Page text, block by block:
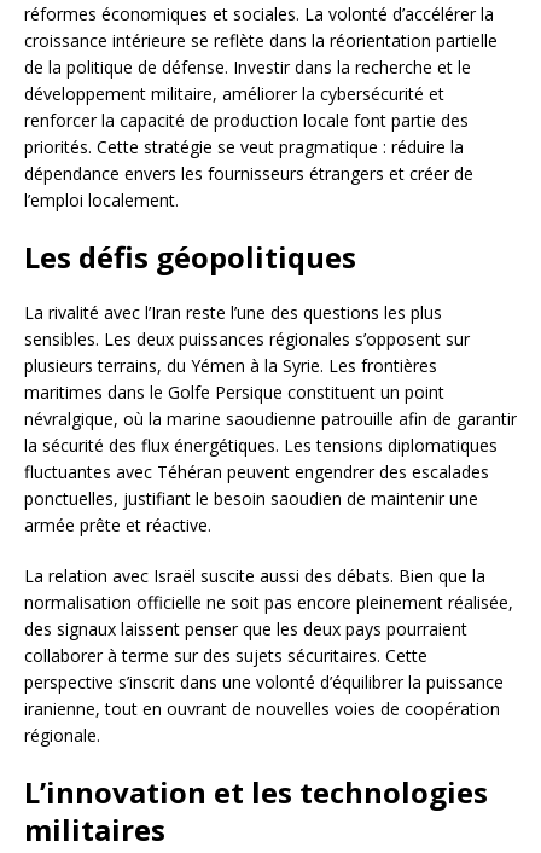
réformes économiques et sociales. La volonté d’accélérer la
croissance intérieure se reflète dans la réorientation partielle
de la politique de défense. Investir dans la recherche et le
développement militaire, améliorer la cybersécurité et
renforcer la capacité de production locale font partie des
priorités. Cette stratégie se veut pragmatique : réduire la
dépendance envers les fournisseurs étrangers et créer de
l’emploi localement.
Les défis géopolitiques
La rivalité avec l’Iran reste l’une des questions les plus
sensibles. Les deux puissances régionales s’opposent sur
plusieurs terrains, du Yémen à la Syrie. Les frontières
maritimes dans le Golfe Persique constituent un point
névralgique, où la marine saoudienne patrouille afin de garantir
la sécurité des flux énergétiques. Les tensions diplomatiques
fluctuantes avec Téhéran peuvent engendrer des escalades
ponctuelles, justifiant le besoin saoudien de maintenir une
armée prête et réactive.
La relation avec Israël suscite aussi des débats. Bien que la
normalisation officielle ne soit pas encore pleinement réalisée,
des signaux laissent penser que les deux pays pourraient
collaborer à terme sur des sujets sécuritaires. Cette
perspective s’inscrit dans une volonté d’équilibrer la puissance
iranienne, tout en ouvrant de nouvelles voies de coopération
régionale.
L’innovation et les technologies
militaires